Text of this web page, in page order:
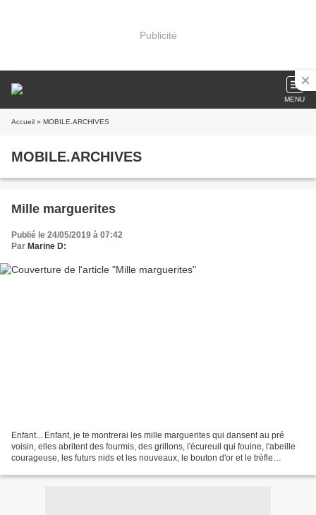
Publicité
MENU
Accueil » MOBILE.ARCHIVES
MOBILE.ARCHIVES
Mille marguerites
Publié le 24/05/2019 à 07:42
Par Marine D:
Enfant... Enfant, je te montrerai les mille marguerites qui dansent au pré
voisin, elles abritent des fourmis, des grillons, l'écureuil qui fouine, l'abeille
courageuse, les futurs nids et les nouveaux, le bouton d'or et le trèfle